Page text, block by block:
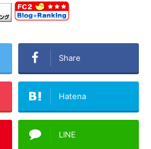
Share
Hatena
LINE